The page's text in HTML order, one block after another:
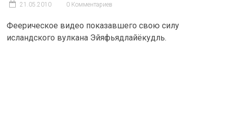
21.05.2010 0 Комментариев
Феерическое видео показавшего свою силу
исландского вулкана Эйяфьядлайёкудль.